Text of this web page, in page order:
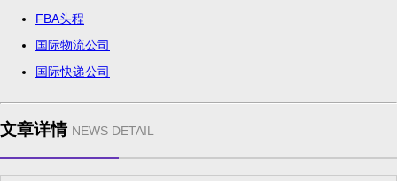
FBA头程
国际物流公司
国际快递公司
文章详情 NEWS DETAIL